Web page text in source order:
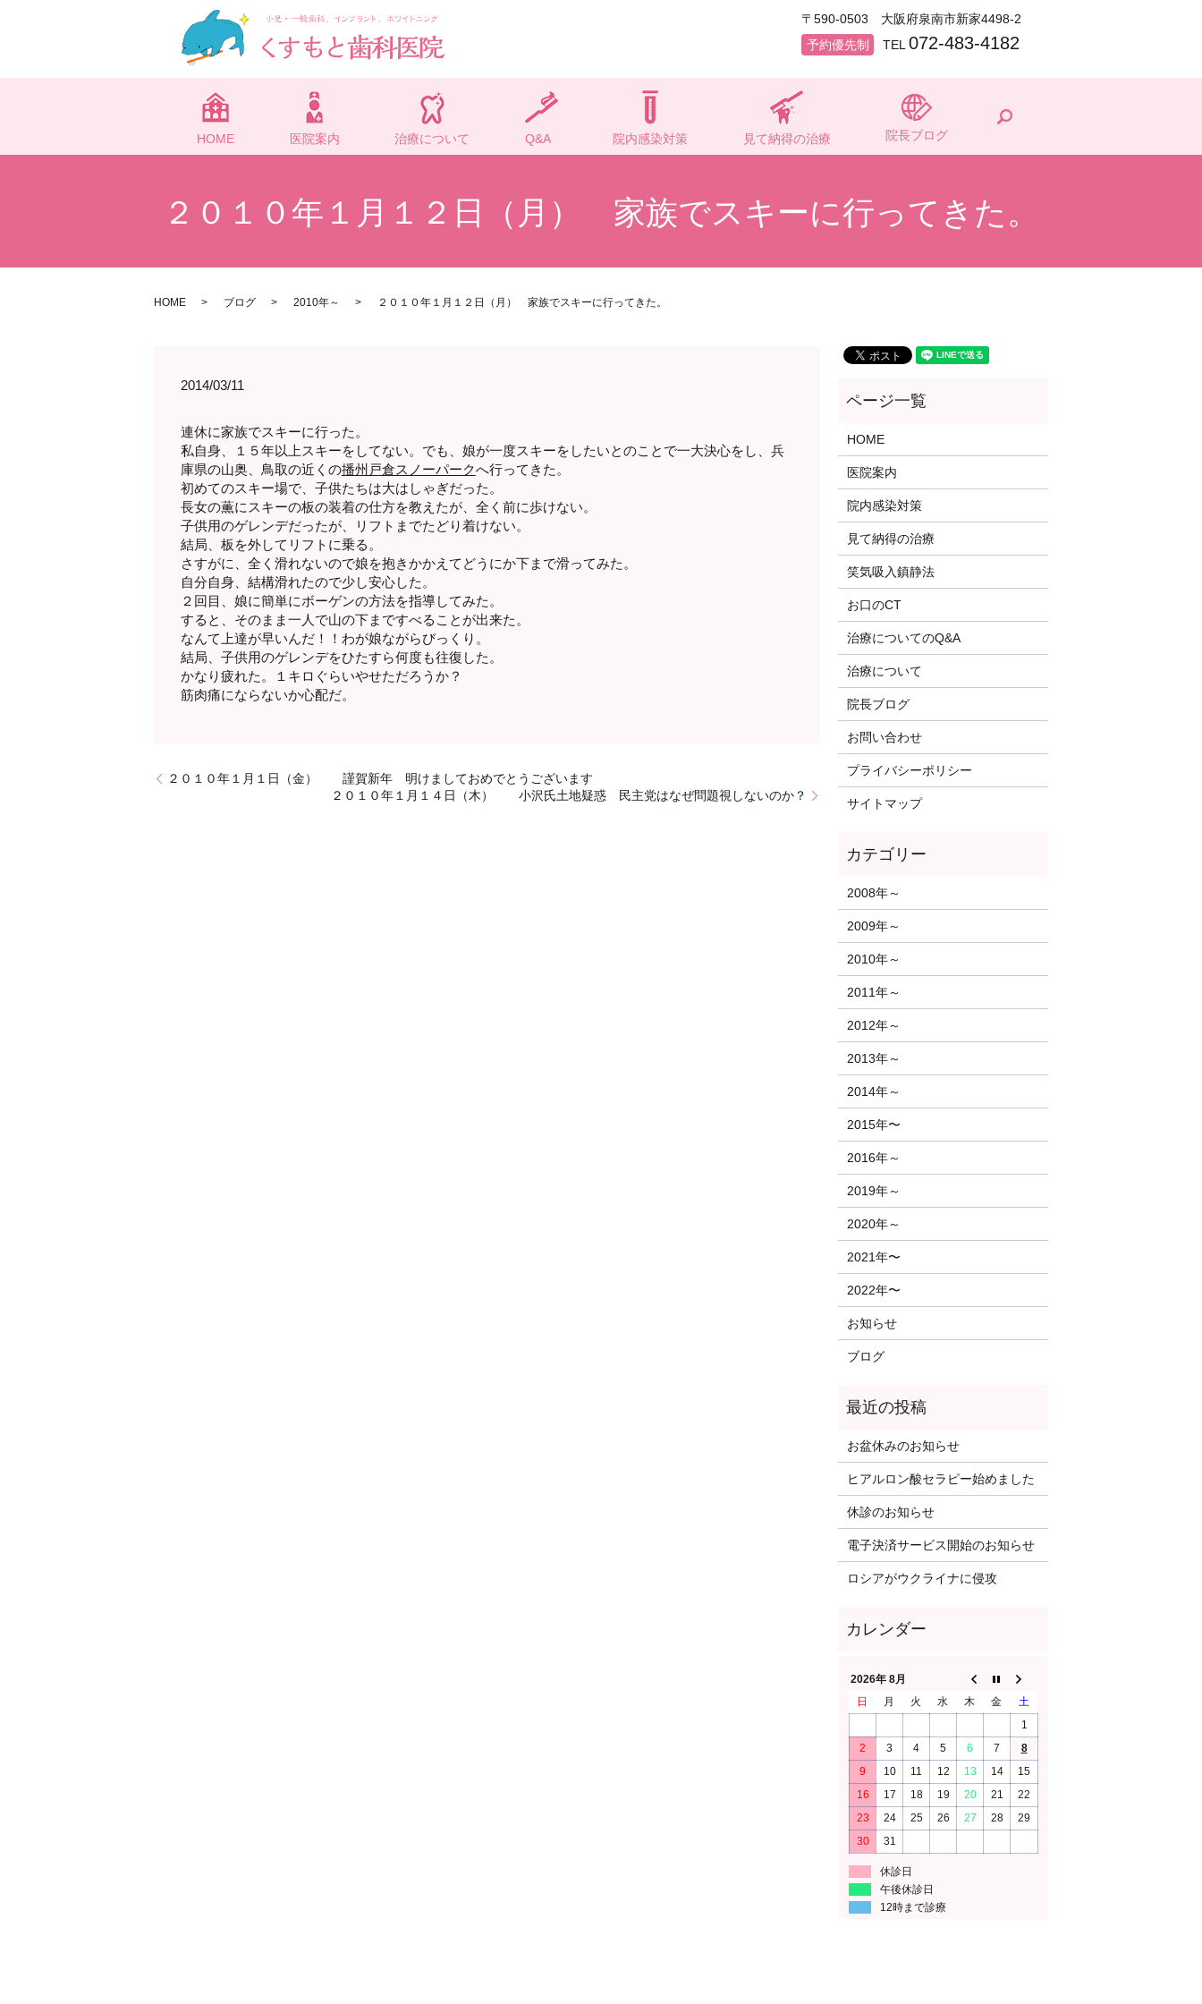
〒590-0503 大阪府泉南市新家4498-2
予約優先制
TEL072-483-4182
HOME 医院案内 治療について Q&A 院内感染対策 見て納得の治療 院長ブログ
２０１０年１月１２日（月） 家族でスキーに行ってきた。
HOME ブログ 2010年～ ２０１０年１月１２日（月） 家族でスキーに行ってきた。
2014/03/11
連休に家族でスキーに行った。
私自身、１５年以上スキーをしてない。でも、娘が一度スキーをしたいとのことで一大決心をし、兵
庫県の山奥、鳥取の近くの播州戸倉スノーパークへ行ってきた。
初めてのスキー場で、子供たちは大はしゃぎだった。
長女の薫にスキーの板の装着の仕方を教えたが、全く前に歩けない。
子供用のゲレンデだったが、リフトまでたどり着けない。
結局、板を外してリフトに乗る。
さすがに、全く滑れないので娘を抱きかかえてどうにか下まで滑ってみた。
自分自身、結構滑れたので少し安心した。
２回目、娘に簡単にボーゲンの方法を指導してみた。
すると、そのまま一人で山の下まですべることが出来た。
なんて上達が早いんだ！！わが娘ながらびっくり。
結局、子供用のゲレンデをひたすら何度も往復した。
かなり疲れた。１キロぐらいやせただろうか？
筋肉痛にならないか心配だ。
２０１０年１月１日（金） 謹賀新年 明けましておめでとうございます
２０１０年１月１４日（木） 小沢氏土地疑惑 民主党はなぜ問題視しないのか？
HOME
医院案内
院内感染対策
見て納得の治療
笑気吸入鎮静法
お口のCT
治療についてのQ&A
治療について
院長ブログ
お問い合わせ
プライバシーポリシー
サイトマップ
2008年～
2009年～
2010年～
2011年～
2012年～
2013年～
2014年～
2015年〜
2016年～
2019年～
2020年～
2021年〜
2022年〜
お知らせ
ブログ
お盆休みのお知らせ
ヒアルロン酸セラピー始めました
休診のお知らせ
電子決済サービス開始のお知らせ
ロシアがウクライナに侵攻
2026年 8月
日
月 火 水 木 金
土
1
2
3 4 5 6 7
8
9
10 11 12 13 14
15
16
17 18 19 20 21
22
23
24 25 26 27 28
29
30
31
休診日
午後休診日
12時まで診療